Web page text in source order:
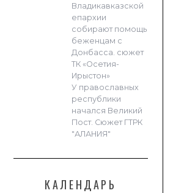
Владикавказской
епархии
собирают помощь
беженцам с
Донбасса. сюжет
ТК «Осетия-
Ирыстон»
У православных
республики
начался Великий
Пост. Сюжет ГТРК
"АЛАНИЯ"
КАЛЕНДАРЬ